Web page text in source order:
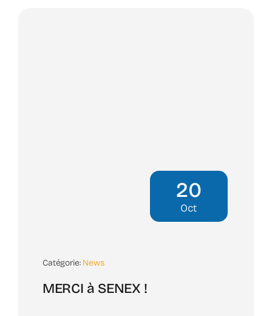
20
Oct
Catégorie: News
MERCI à SENEX !